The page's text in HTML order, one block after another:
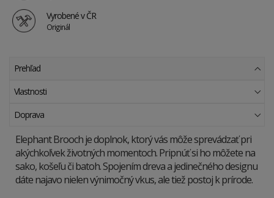
Vyrobené v ČR
Originál
Prehľad
Vlastnosti
Doprava
Elephant Brooch je doplnok, ktorý vás môže sprevádzať pri
akýchkoľvek životných momentoch. Pripnúť si ho môžete na
sako, košeľu či batoh. Spojením dreva a jedinečného designu
dáte najavo nielen výnimočný vkus, ale tiež postoj k prírode.